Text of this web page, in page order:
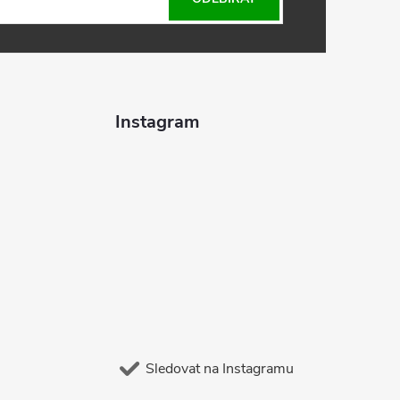
Instagram
Sledovat na Instagramu